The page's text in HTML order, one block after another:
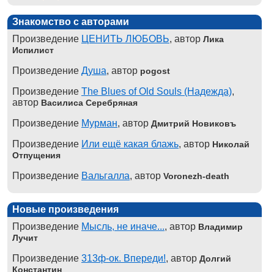
Знакомство с авторами
Произведение ЦЕНИТЬ ЛЮБОВЬ, автор Лика
Испилист
Произведение Душа, автор pogost
Произведение The Blues of Old Souls (Надежда),
автор Василиса Серебряная
Произведение Мурман, автор Дмитрий Новиковъ
Произведение Или ещё какая блажь, автор Николай
Отпущения
Произведение Вальгалла, автор Voronezh-death
Новые произведения
Произведение Мысль, не иначе..., автор Владимир
Лучит
Произведение 313ф-ок. Впереди!, автор Долгий
Константин